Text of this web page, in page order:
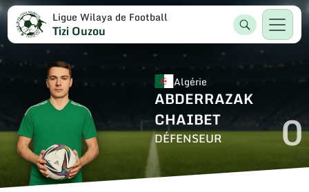
Ligue Wilaya de Football
Tizi Ouzou
Algérie
ABDERRAZAK
CHAIBET
DÉFENSEUR 0